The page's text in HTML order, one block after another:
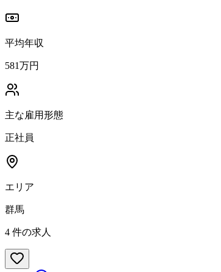
平均年収
581万円
主な雇用形態
正社員
エリア
群馬
4 件の求人